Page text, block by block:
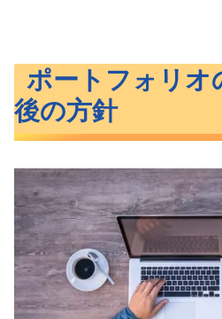
ポートフォリオ
後の方針